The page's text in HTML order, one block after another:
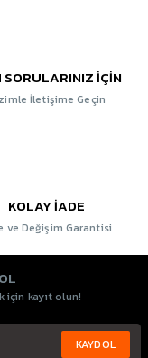
SORULARINIZ İÇİN
İletişime Geçin
KOLAY İADE
ve Değişim Garantisi
için kayıt olun!
KAYDOL